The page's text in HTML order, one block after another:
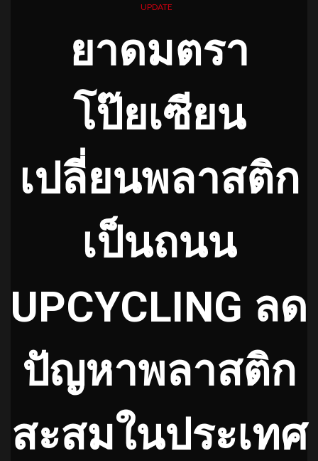
UPDATE
ยาดมตรา
โป๊ยเซียน
เปลี่ยนพลาสติก
เป็นถนน
UPCYCLING ลด
ปัญหาพลาสติก
สะสมในประเทศ